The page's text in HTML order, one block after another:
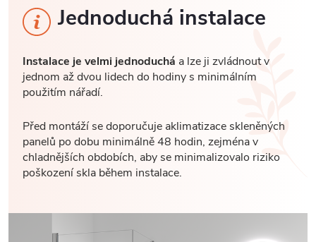
Jednoduchá instalace
Instalace je velmi jednoduchá a lze ji zvládnout v
jednom až dvou lidech do hodiny s minimálním
použitím nářadí.
Před montáží se doporučuje aklimatizace skleněných
panelů po dobu minimálně 48 hodin, zejména v
chladnějších obdobích, aby se minimalizovalo riziko
poškození skla během instalace.